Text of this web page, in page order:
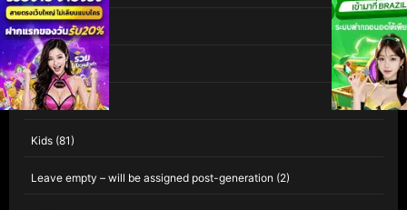
iQIYI(60)
Isekai(1)
Kaiju(1)
Kids (81)
Leave empty – will be assigned post-generation (2)